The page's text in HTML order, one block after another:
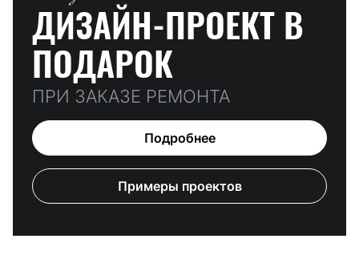
ДИЗАЙН-ПРОЕКТ В
ПОДАРОК
ПРИ ЗАКАЗЕ РЕМОНТА
Подробнее
Примеры проектов